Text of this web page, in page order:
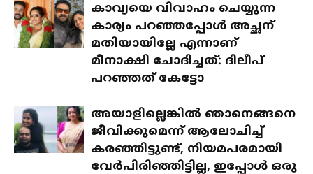
കാവ്യയെ വിവാഹം ചെയ്യുന്ന
കാര്യം പറഞ്ഞപ്പോൾ അച്ഛന്
മതിയായില്ലേ എന്നാണ്
മീനാക്ഷി ചോദിച്ചത്: ദിലീപ്
പറഞ്ഞത് കേട്ടോ
അയാളില്ലെങ്കിൽ ഞാനെങ്ങനെ
ജീവിക്കുമെന്ന് ആലോചിച്ച്
കരഞ്ഞിട്ടുണ്ട്, നിയമപരമായി
വേർപിരിഞ്ഞിട്ടില്ല, ഇപ്പോൾ ഒരു